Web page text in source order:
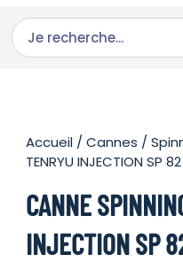
Accueil /Cannes /
TENRYU INJECTION SP
CANNE
INJECTION SP